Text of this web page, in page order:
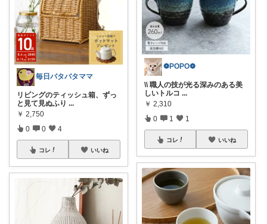
毎日バタバタママ
リビングのティッシュ箱、ずっ
と見て見ぬふり ...
￥ 2,750
0 0 4
コレ いいね
❁POPO❁
\\ 職人の技が光る深みのある美
しいトルコ ...
￥ 2,310
0 1 1
コレ いいね